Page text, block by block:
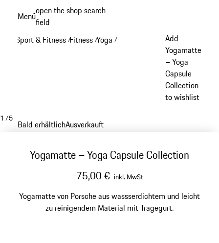
Hauptinhalt
Menüopen the shop search
field
Sport & Fitness /Fitness /Yoga /
Add
Yogamatte
– Yoga
Capsule
Collection
to wishlist
1 /5
Bald erhältlichAusverkauft
Yogamatte – Yoga Capsule Collection
75,00 € inkl. MwSt
Yogamatte von Porsche aus wassserdichtem und leicht
zu reinigendem Material mit Tragegurt.